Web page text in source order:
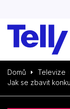
Domů Televize
Jak se zbavit